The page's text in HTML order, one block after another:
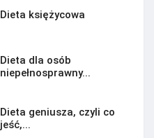
Dieta księżycowa
Dieta dla osób
niepełnosprawny...
Dieta geniusza, czyli co
jeść,...